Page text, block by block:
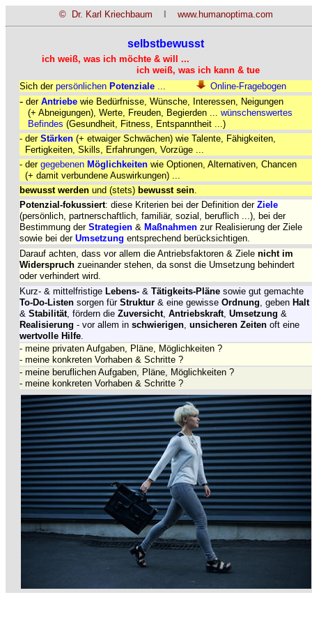
© Dr. Karl Kriechbaum www.humanoptima.com
selbstbewusst
ich weiß, was ich möchte & will ...
ich weiß, was ich kann & tue
Sich der persönlichen Potenziale ... Online-Fragebogen
- derAntriebe wie Bedürfnisse, Wünsche, Interessen, Neigungen
(+ Abneigungen), Werte, Freuden, Begierden ... wünschenswertes
Befindes (Gesundheit, Fitness, Entspanntheit ...)
- der Stärken (+ etwaiger Schwächen) wie Talente, Fähigkeiten,
Fertigkeiten, Skills, Erfahrungen, Vorzüge ...
- der gegebenen Möglichkeiten wie Optionen, Alternativen, Chancen
(+ damit verbundene Auswirkungen) ...
bewusst werden und (stets) bewusst sein.
Potenzial-fokussiert: diese Kriterien bei der Definition der Ziele
(persönlich, partnerschaftlich, familiär, sozial, beruflich ...), bei der
Bestimmung der Strategien & Maßnahmen zur Realisierung der Ziele
sowie bei der Umsetzung entsprechend berücksichtigen.
Darauf achten, dass vor allem die Antriebsfaktoren & Ziele nicht im
Widerspruch zueinander stehen, da sonst die Umsetzung behindert
oder verhindert wird.
Kurz- & mittelfristige Lebens- & Tätigkeits-Pläne sowie gut gemachte
To-Do-Listen sorgen für Struktur & eine gewisse Ordnung, geben Halt
& Stabilität, fördern die Zuversicht, Antriebskraft, Umsetzung &
Realisierung - vor allem in schwierigen, unsicheren Zeiten oft eine
wertvolle Hilfe.
- meine privaten Aufgaben, Pläne, Möglichkeiten ?
- meine konkreten Vorhaben & Schritte ?
- meine beruflichen Aufgaben, Pläne, Möglichkeiten ?
- meine konkreten Vorhaben & Schritte ?